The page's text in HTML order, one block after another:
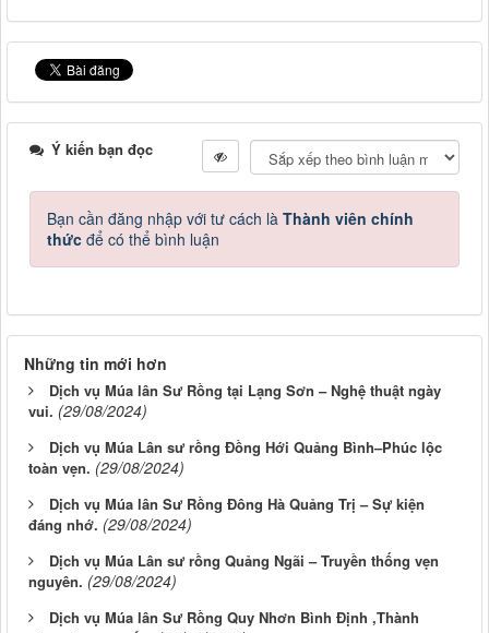
Ý kiến bạn đọc
Bạn cần đăng nhập với tư cách là Thành viên chính
thức để có thể bình luận
Những tin mới hơn
Dịch vụ Múa lân Sư Rồng tại Lạng Sơn – Nghệ thuật ngày
vui. (29/08/2024)
Dịch vụ Múa Lân sư rồng Đồng Hới Quảng Bình–Phúc lộc
toàn vẹn. (29/08/2024)
Dịch vụ Múa lân Sư Rồng Đông Hà Quảng Trị – Sự kiện
đáng nhớ. (29/08/2024)
Dịch vụ Múa Lân sư rồng Quảng Ngãi – Truyền thống vẹn
nguyên. (29/08/2024)
Dịch vụ Múa lân Sư Rồng Quy Nhơn Bình Định ,Thành